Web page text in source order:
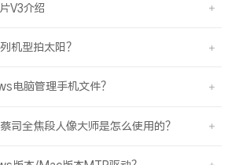
V3介绍
机型拍太阳？
电脑管理手机文件？
司全焦段人像大师是怎么使用的？